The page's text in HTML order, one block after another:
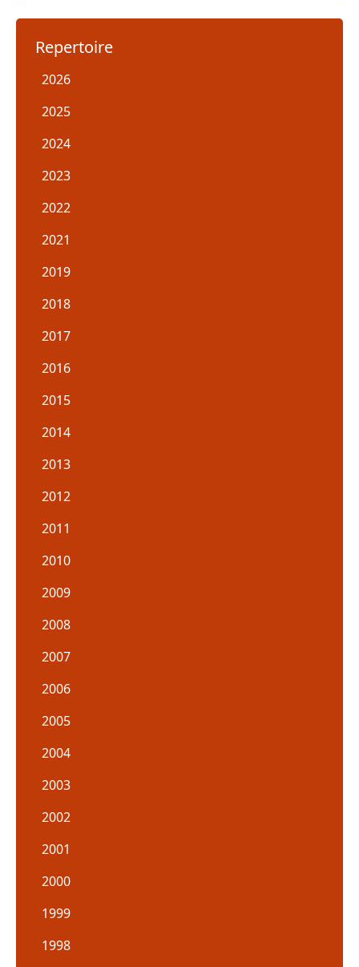
Repertoire
2026
2025
2024
2023
2022
2021
2019
2018
2017
2016
2015
2014
2013
2012
2011
2010
2009
2008
2007
2006
2005
2004
2003
2002
2001
2000
1999
1998